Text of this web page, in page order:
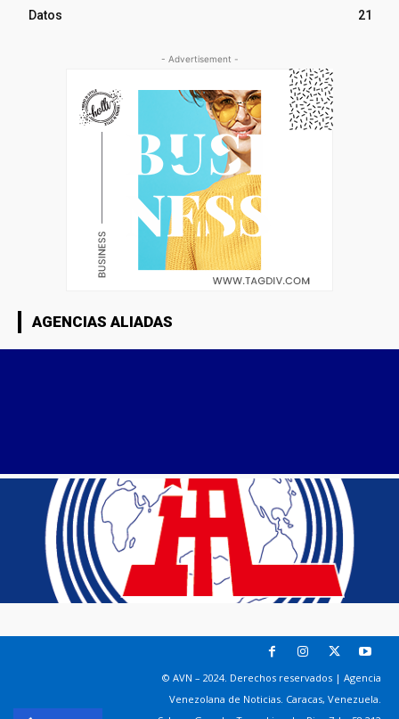
Datos
21
- Advertisement -
AGENCIAS ALIADAS
© AVN – 2024. Derechos reservados | Agencia
Venezolana de Noticias. Caracas, Venezuela.